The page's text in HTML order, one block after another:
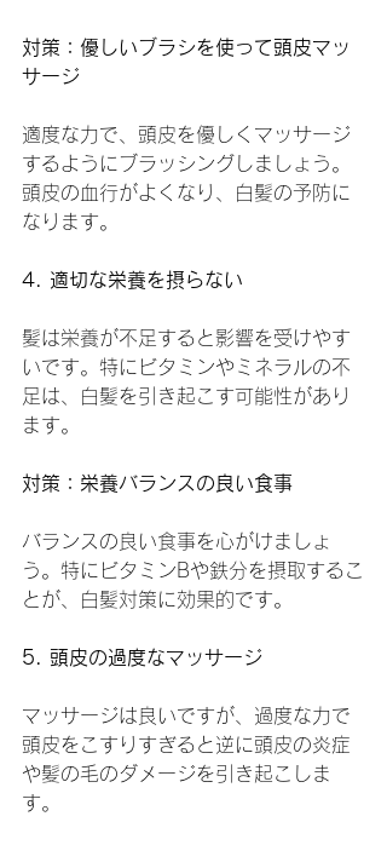
対策：優しいブラシを使って頭皮マッ
サージ
適度な力で、頭皮を優しくマッサージ
するようにブラッシングしましょう。
頭皮の血行がよくなり、白髪の予防に
なります。
4. 適切な栄養を摂らない
髪は栄養が不足すると影響を受けやす
いです。特にビタミンやミネラルの不
足は、白髪を引き起こす可能性があり
ます。
対策：栄養バランスの良い食事
バランスの良い食事を心がけましょ
う。特にビタミンBや鉄分を摂取するこ
とが、白髪対策に効果的です。
5. 頭皮の過度なマッサージ
マッサージは良いですが、過度な力で
頭皮をこすりすぎると逆に頭皮の炎症
や髪の毛のダメージを引き起こしま
す。